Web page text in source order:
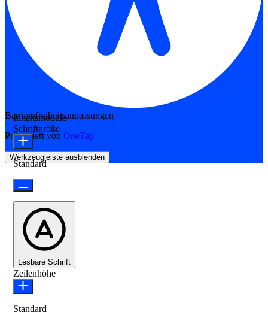
Barrierefreiheitsanpassungen
Präsentiert von OneTap
Werkzeugleiste ausblenden
Inhaltsmodule
Schriftgröße
Standard
Lesbare Schrift
Zeilenhöhe
Standard